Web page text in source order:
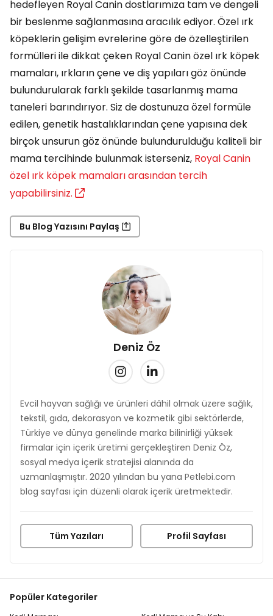
hedefleyen Royal Canin dostlarımıza tam ve dengeli
bir beslenme sağlanmasına aracılık ediyor. Özel ırk
köpeklerin gelişim evrelerine göre de özelleştirilen
formülleri ile dikkat çeken Royal Canin özel ırk köpek
mamaları, ırkların çene ve diş yapıları göz önünde
bulundurularak farklı şekilde tasarlanmış mama
taneleri barındırıyor. Siz de dostunuza özel formüle
edilen, genetik hastalıklarından çene yapısına dek
birçok unsurun göz önünde bulundurulduğu kaliteli bir
mama tercihinde bulunmak isterseniz, Royal Canin
özel ırk köpek mamaları arasından tercih
yapabilirsiniz.
Bu Blog Yazısını Paylaş
Deniz Öz
Evcil hayvan sağlığı ve ürünleri dâhil olmak üzere sağlık,
tekstil, gıda, dekorasyon ve kozmetik gibi sektörlerde,
Türkiye ve dünya genelinde marka bilinirliği yüksek
firmalar için içerik üretimi gerçekleştiren Deniz Öz,
sosyal medya içerik stratejisi alanında da
uzmanlaşmıştır. 2020 yılından bu yana Petlebi.com
blog sayfası için düzenli olarak içerik üretmektedir.
Tüm Yazıları Profil Sayfası
Popüler Kategoriler